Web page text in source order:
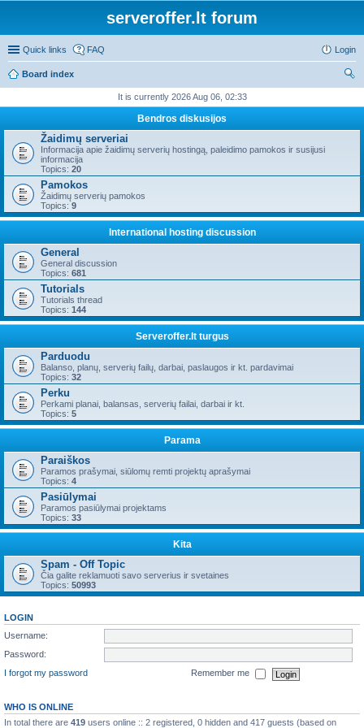
serveroffer.lt forum
Quick links FAQ Login
Board index
It is currently 2026 Aug 06, 02:33
Bendros diskusijos
Žaidimų serveriai
Informacija apie žaidimų serverių hostingą, paleidimo pamokos ir susijusi
informacija
Topics: 20
Pamokos
Žaidimų serverių pamokos
Topics: 9
International hosting discussion
General
General discussion
Topics: 681
Tutorials
Tutorials thread
Topics: 144
Serveroffer.lt turgus
Parduodu
Balanso, planų, serverių failų, darbai, paslaugos ir kt. pardavimai
Topics: 32
Perku
Perkami planai, balansas, serverių failai, darbai ir kt.
Topics: 5
Parama
Paraiškos
Paramos prašymai, siūlomų remti projektų aprašymai
Topics: 4
Pasiūlymai
Paramos pasiūlymai projektams
Topics: 33
Kita
Spam - Off Topic
Čia galite reklamuoti savo serverius ir svetaines
Topics: 50993
LOGIN
Username:
Password:
I forgot my password
Remember me
WHO IS ONLINE
In total there are 419 users online :: 2 registered, 0 hidden and 417 guests (based on